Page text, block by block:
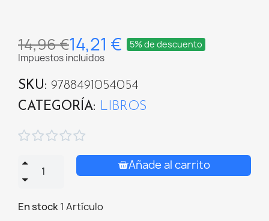
14,96 €14,21 € 5% de descuento
Impuestos incluidos
SKU
9788491054054
CATEGORÍA
LIBROS

Añade al carrito
En stock1 Artículo